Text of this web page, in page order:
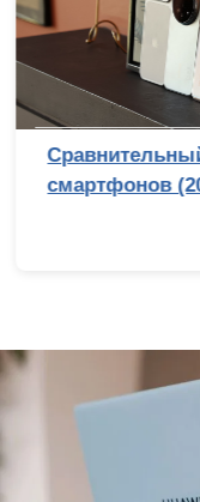
смартфонов